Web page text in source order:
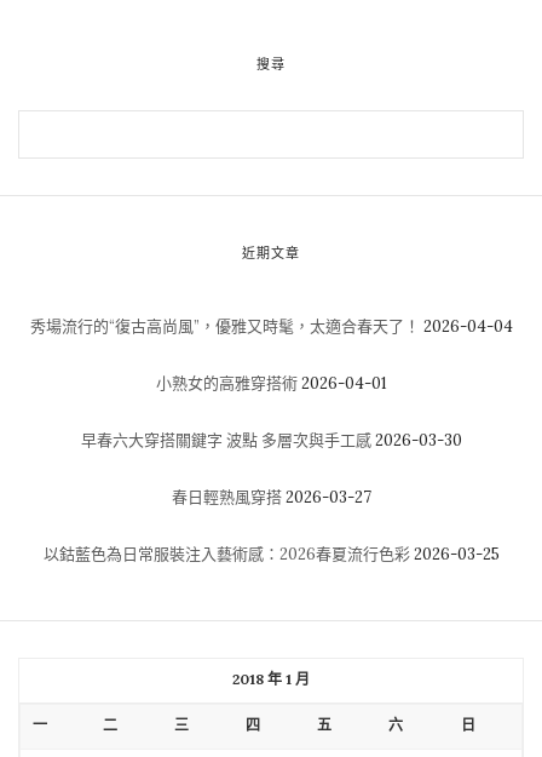
搜尋
近期文章
秀場流行的“復古高尚風”，優雅又時髦，太適合春天了！ 2026-04-04
小熟女的高雅穿搭術 2026-04-01
早春六大穿搭關鍵字 波點 多層次與手工感 2026-03-30
春日輕熟風穿搭 2026-03-27
以鈷藍色為日常服裝注入藝術感：2026春夏流行色彩 2026-03-25
2018 年 1 月
一 二 三 四 五 六 日